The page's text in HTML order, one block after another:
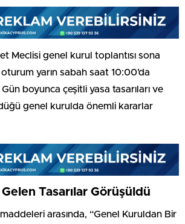
Meclisi genel kurul toplantısı sona
yarın sabah saat 10:00’da
boyunca çeşitli yasa tasarıları ve
genel kurulda önemli kararlar
Tasarılar Görüşüldü
arasında, “Genel Kuruldan Bir